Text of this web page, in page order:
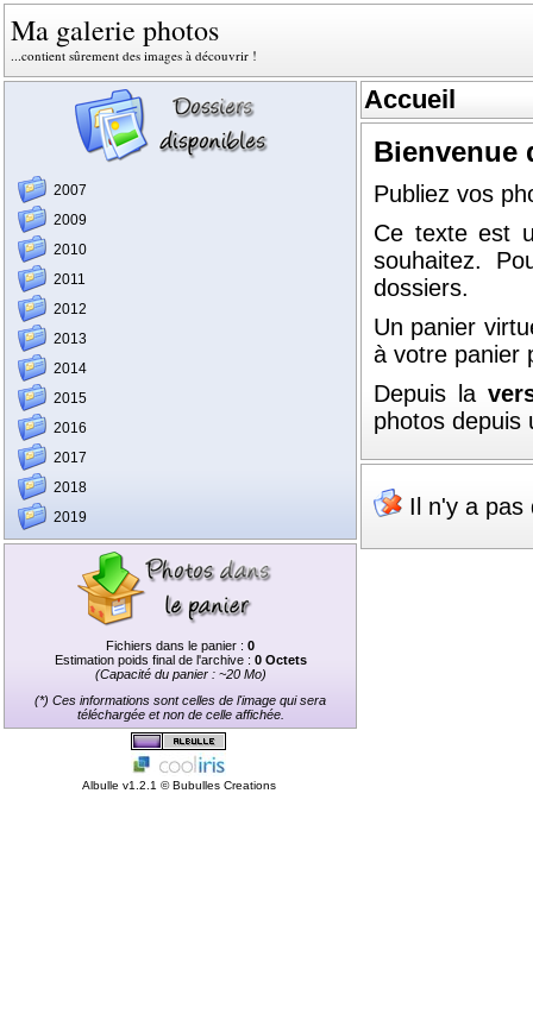
Ma galerie photos
...contient sûrement des images à découvrir !
Accueil
Bienvenue
Publiez vos
Ce texte est
souhaitez.
dossiers.
Un panier
à votre panier
Depuis la
photos depuis
Il n'y a pas
2007
2009
2010
2011
2012
2013
2014
2015
2016
2017
2018
2019
Fichiers dans le panier : 0
Estimation poids final de l'archive : 0 Octets
(Capacité du panier : ~20 Mo)
(*) Ces informations sont celles de l'image qui sera
téléchargée et non de celle affichée.
Albulle v1.2.1 ©Bubulles Creations